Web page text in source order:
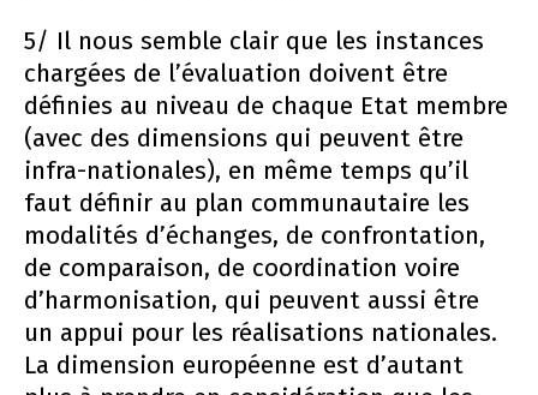
5/ Il nous semble clair que les instances
chargées de l’évaluation doivent être
définies au niveau de chaque Etat membre
(avec des dimensions qui peuvent être
infra-nationales), en même temps qu’il
faut définir au plan communautaire les
modalités d’échanges, de confrontation,
de comparaison, de coordination voire
d’harmonisation, qui peuvent aussi être
un appui pour les réalisations nationales.
La dimension européenne est d’autant